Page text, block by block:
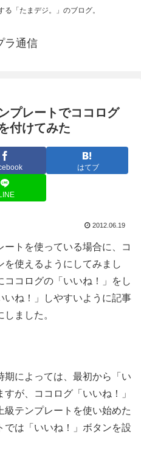
「たまデジ。」のブログ。
ラ通信
プレートでココログ
付けてみた
はてブ
2012.06.19
トを使っている場合に、コ
を使えるようにしてみまし
コログの「いいね！」をし
いね！」しやすいように記事
ました。
期によっては、最初から「い
が、ココログ「いいね！」
テンプレートを使い始めた
は「いいね！」ボタンを設